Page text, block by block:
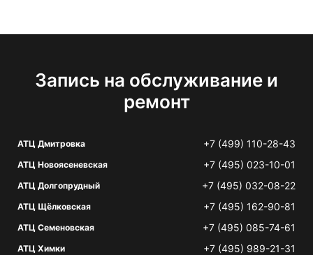
Запись на обслуживание и
ремонт
АТЦ Дмитровка +7 (499) 110-28-43
АТЦ Новоясеневская +7 (495) 023-10-01
АТЦ Долгопрудный +7 (495) 032-08-22
АТЦ Щёлковская +7 (495) 162-90-81
АТЦ Семеновская +7 (495) 085-74-61
АТЦ Химки +7 (495) 989-21-31